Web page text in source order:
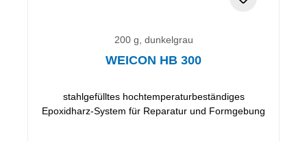
200 g, dunkelgrau
WEICON HB 300
stahlgefülltes hochtemperaturbeständiges
Epoxidharz-System für Reparatur und Formgebung